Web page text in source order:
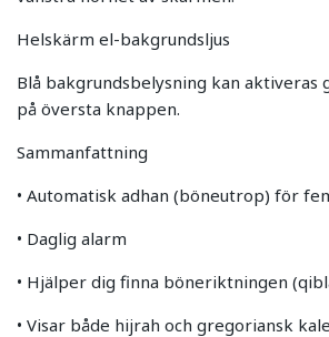
Helskärm el-bakgrundsljus
Blå bakgrundsbelysning kan aktiveras
på översta knappen.
Sammanfattning
• Automatisk adhan (böneutrop) för
• Daglig alarm
• Hjälper dig finna böneriktningen
• Visar både hijrah och gregoriansk